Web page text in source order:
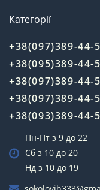
Категорії
+38(097)389-44-
+38(095)389-44-
+38(097)389-44-
+38(097)389-44-
+38(093)389-44-
Пн-Пт з 9 до 22
Сб з 10 до 20
Нд з 10 до 19